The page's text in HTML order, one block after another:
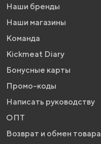
Наши бренды
Наши магазины
Команда
Kickmeat Diary
Бонусные карты
Промо-коды
Написать руководству
ОПТ
Возврат и обмен товара